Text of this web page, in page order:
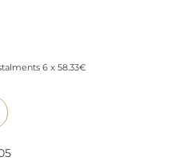
6 x 58.33€